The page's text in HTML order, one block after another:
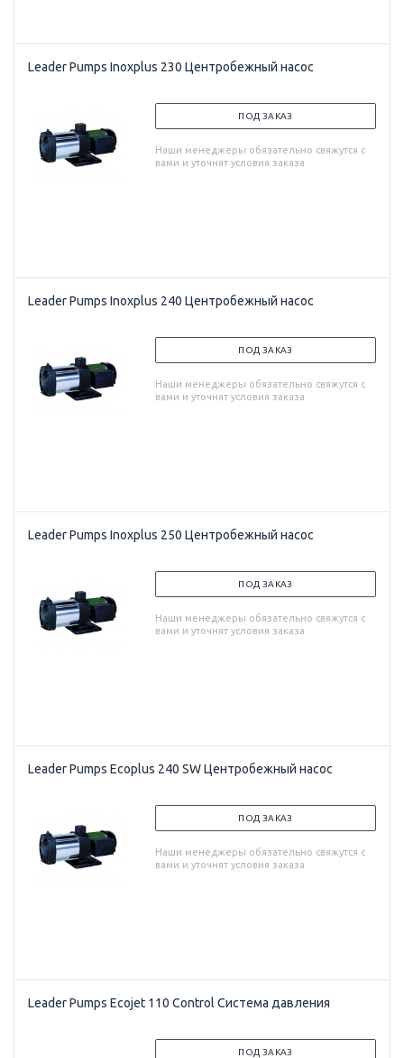
Leader Pumps Inoxplus 230 Центробежный насос
ПОД ЗАКАЗ
Наши менеджеры обязательно свяжутся с
вами и уточнят условия заказа
Leader Pumps Inoxplus 240 Центробежный насос
ПОД ЗАКАЗ
Наши менеджеры обязательно свяжутся с
вами и уточнят условия заказа
Leader Pumps Inoxplus 250 Центробежный насос
ПОД ЗАКАЗ
Наши менеджеры обязательно свяжутся с
вами и уточнят условия заказа
Leader Pumps Ecoplus 240 SW Центробежный насос
ПОД ЗАКАЗ
Наши менеджеры обязательно свяжутся с
вами и уточнят условия заказа
Leader Pumps Ecojet 110 Control Система давления
ПОД ЗАКАЗ